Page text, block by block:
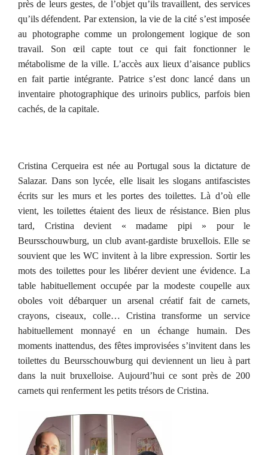
près de leurs gestes, de l’objet qu’ils travaillent, des services
qu’ils défendent. Par extension, la vie de la cité s’est imposée
au photographe comme un prolongement logique de son
travail. Son œil capte tout ce qui fait fonctionner le
métabolisme de la ville. L’accès aux lieux d’aisance publics
en fait partie intégrante. Patrice s’est donc lancé dans un
inventaire photographique des urinoirs publics, parfois bien
cachés, de la capitale.
Cristina Cerqueira est née au Portugal sous la dictature de
Salazar. Dans son lycée, elle lisait les slogans antifascistes
écrits sur les murs et les portes des toilettes. Là d’où elle
vient, les toilettes étaient des lieux de résistance. Bien plus
tard, Cristina devient « madame pipi » pour le
Beursschouwburg, un club avant-gardiste bruxellois. Elle se
souvient que les WC invitent à la libre expression. Sortir les
mots des toilettes pour les libérer devient une évidence. La
table habituellement occupée par la modeste coupelle aux
oboles voit débarquer un arsenal créatif fait de carnets,
crayons, ciseaux, colle… Cristina transforme un service
habituellement monnayé en un échange humain. Des
moments inattendus, des fêtes improvisées s’invitent dans les
toilettes du Beursschouwburg qui deviennent un lieu à part
dans la nuit bruxelloise. Aujourd’hui ce sont près de 200
carnets qui renferment les petits trésors de Cristina.